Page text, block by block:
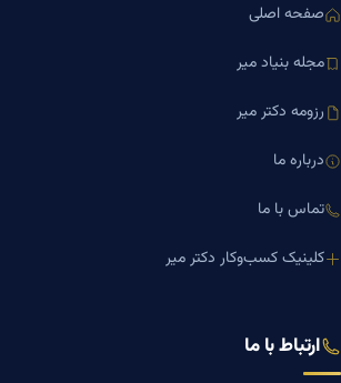
صفحه اصلی
مجله بنیاد میر
رزومه دکتر میر
درباره ما
تماس با ما
کلینیک کسب‌وکار دکتر میر
ارتباط با ما